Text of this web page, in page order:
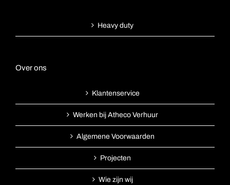
Heavy duty
Over ons
Klantenservice
Werken bij Atheco Verhuur
Algemene Voorwaarden
Projecten
Wie zijn wij